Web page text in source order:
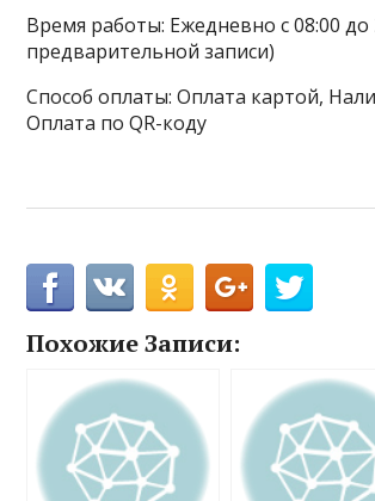
Время работы: Ежедневно с 08:00 до
предварительной записи)
Способ оплаты: Оплата картой,
Оплата по QR-коду
Похожие Записи: